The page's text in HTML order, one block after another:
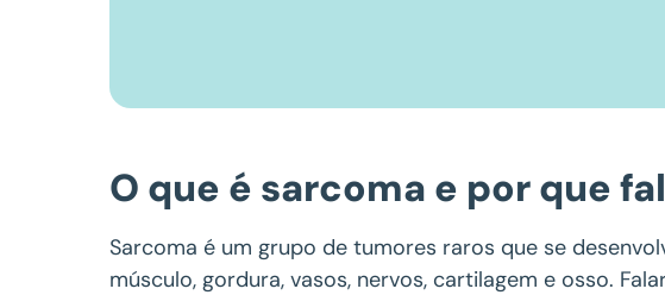
O que é sarcoma e por que
Sarcoma é um grupo de tumores raros que se
músculo, gordura, vasos, nervos, cartilagem e osso.